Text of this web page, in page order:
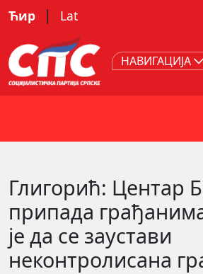
Ћир | Lat
НАВИГАЦИЈА
Глигорић: Центар
припада
је да се заустави
неконтролисана